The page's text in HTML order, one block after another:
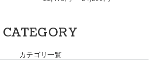
CATEGORY
カテゴリ一覧